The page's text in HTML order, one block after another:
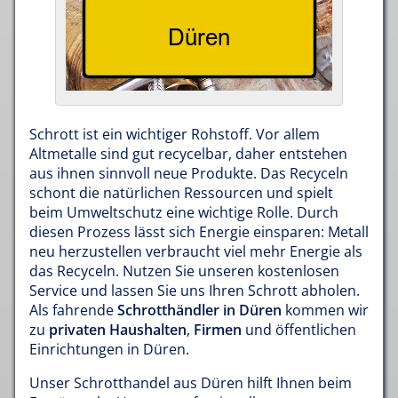
Schrott ist ein wichtiger Rohstoff. Vor allem
Altmetalle sind gut recycelbar, daher entstehen
aus ihnen sinnvoll neue Produkte. Das Recyceln
schont die natürlichen Ressourcen und spielt
beim Umweltschutz eine wichtige Rolle. Durch
diesen Prozess lässt sich Energie einsparen: Metall
neu herzustellen verbraucht viel mehr Energie als
das Recyceln. Nutzen Sie unseren kostenlosen
Service und lassen Sie uns Ihren Schrott abholen.
Als fahrendeSchrotthändler in Düren kommen wir
zu privaten Haushalten, Firmen und öffentlichen
Einrichtungen in Düren.
Unser Schrotthandel aus Düren hilft Ihnen beim